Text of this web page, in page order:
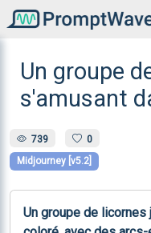
Un groupe
s'amusant
739 0
Midjourney [v5.2]
Un groupe de licornes